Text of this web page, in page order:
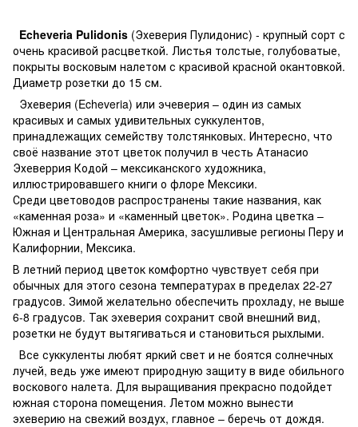
Echeveria Pulidonis (Эхеверия Пулидонис) - крупный сорт с
очень красивой расцветкой. Листья толстые, голубоватые,
покрыты восковым налетом с красивой красной окантовкой.
Диаметр розетки до 15 см.
Эхеверия (Echeveria) или эчеверия – один из самых
красивых и самых удивительных суккулентов,
принадлежащих семейству толстянковых. Интересно, что
своё название этот цветок получил в честь Атанасио
Эхеверрия Кодой – мексиканского художника,
иллюстрировавшего книги о флоре Мексики.
Среди цветоводов распространены такие названия, как
«каменная роза» и «каменный цветок». Родина цветка –
Южная и Центральная Америка, засушливые регионы Перу и
Калифорнии, Мексика.
В летний период цветок комфортно чувствует себя при
обычных для этого сезона температурах в пределах 22-27
градусов. Зимой желательно обеспечить прохладу, не выше
6-8 градусов. Так эхеверия сохранит свой внешний вид,
розетки не будут вытягиваться и становиться рыхлыми.
Все суккуленты любят яркий свет и не боятся солнечных
лучей, ведь уже имеют природную защиту в виде обильного
воскового налета. Для выращивания прекрасно подойдет
южная сторона помещения. Летом можно вынести
эхеверию на свежий воздух, главное – беречь от дождя.